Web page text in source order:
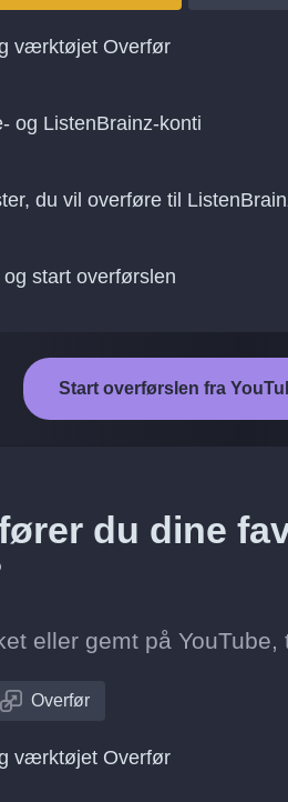
værktøjet Overfør
og ListenBrainz-konti
du vil overføre til
start overførslen
Start overførslen fra
du dine
eller gemt på
Overfør
værktøjet Overfør